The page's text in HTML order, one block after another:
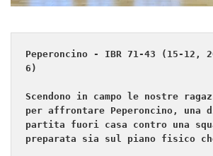
Peperoncino - IBR 71-43 (15-12,
6)
Scendono in campo le nostre
per affrontare Peperoncino,
partita fuori casa contro una
preparata sia sul piano fisico